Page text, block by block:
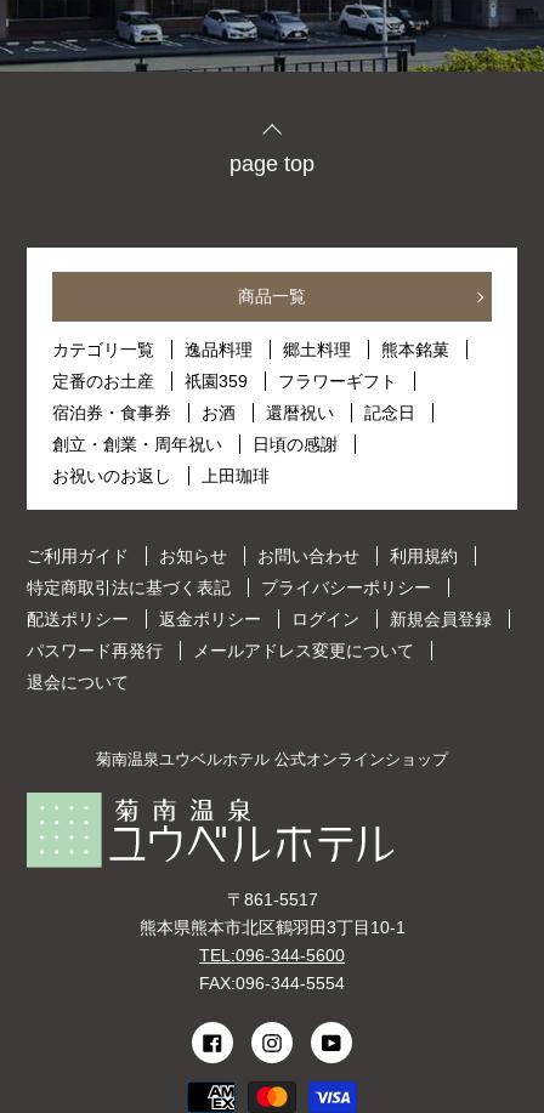
page top
菊南温泉ユウベルホテル 公式オンラインショップ
〒861-5517
熊本県熊本市北区鶴羽田3丁目10-1
TEL:096-344-5600
FAX:096-344-5554
商品一覧
カテゴリ一覧 逸品料理 郷土料理
熊本銘菓
定番のお土産
祇園359
フラワーギフト
宿泊券・食事券
お酒 還暦祝い
記念日
創立・創業・周年祝い
日頃の感謝
お祝いのお返し
上田珈琲
ご利用ガイド お知らせ お問い合わせ
利用規約
特定商取引法に基づく表記
プライバシーポリシー
配送ポリシー
返金ポリシー ログイン
新規会員登録
パスワード再発行
メールアドレス変更について
退会について